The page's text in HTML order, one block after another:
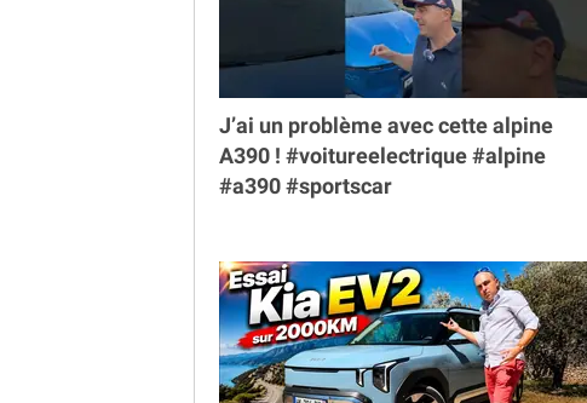
J’ai un problème avec cette alpine
A390 ! #voitureelectrique #alpine
#a390 #sportscar